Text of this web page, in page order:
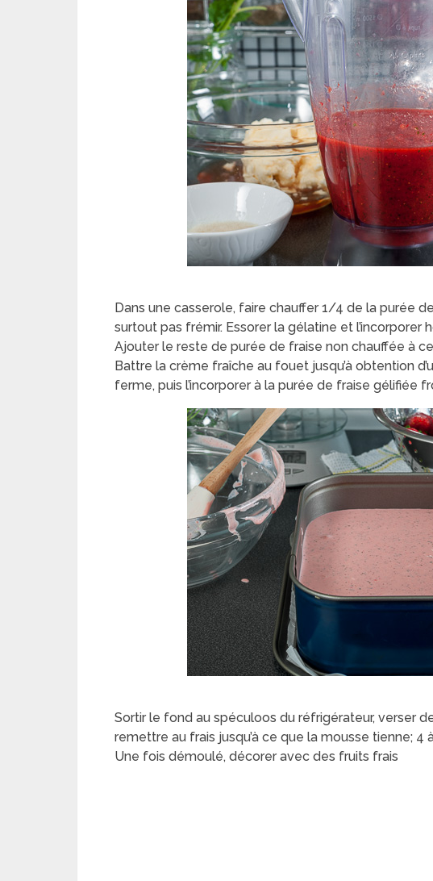
Dans une casserole, faire chauffer 1/4 de la purée
surtout pas frémir. Essorer la gélatine et
Ajouter le reste de purée de fraise non chauffée à
Battre la crème fraîche au fouet jusqu’à obtention
ferme, puis l’incorporer à la purée de fraise gélifiée
Sortir le fond au spéculoos du réfrigérateur, verser
remettre au frais jusqu’à ce que la mousse tienne; 4
Une fois démoulé, décorer avec des fruits frais